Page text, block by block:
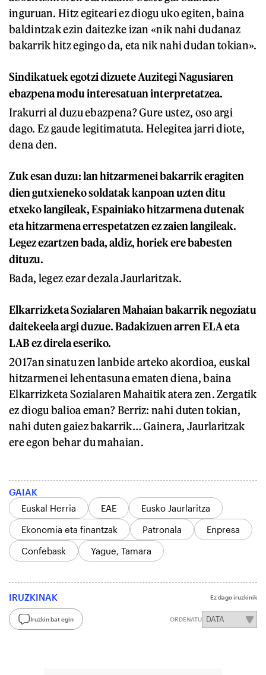
inguruan. Hitz egiteari ez diogu uko egiten, baina
baldintzak ezin daitezke izan «nik nahi dudanaz
bakarrik hitz egingo da, eta nik nahi dudan tokian».
Sindikatuek egotzi dizuete Auzitegi Nagusiaren
ebazpena modu interesatuan interpretatzea.
Irakurri al duzu ebazpena? Gure ustez, oso argi
dago. Ez gaude legitimatuta. Helegitea jarri diote,
dena den.
Zuk esan duzu: lan hitzarmenei bakarrik eragiten
dien gutxieneko soldatak kanpoan uzten ditu
etxeko langileak, Espainiako hitzarmena dutenak
eta hitzarmena errespetatzen ez zaien langileak.
Legez ezartzen bada, aldiz, horiek ere babesten
dituzu.
Bada, legez ezar dezala Jaurlaritzak.
Elkarrizketa Sozialaren Mahaian bakarrik negoziatu
daitekeela argi duzue. Badakizuen arren ELA eta
LAB ez direla eseriko.
2017an sinatu zen lanbide arteko akordioa, euskal
hitzarmenei lehentasuna ematen diena, baina
Elkarrizketa Sozialaren Mahaitik atera zen. Zergatik
ez diogu balioa eman? Berriz: nahi duten tokian,
nahi duten gaiez bakarrik… Gainera, Jaurlaritzak
ere egon behar du mahaian.
GAIAK
Euskal Herria
EAE
Eusko Jaurlaritza
Ekonomia eta finantzak
Patronala
Enpresa
Confebask
Yague, Tamara
IRUZKINAK Ez dago iruzkinik
Iruzkin bat egin ORDENATU